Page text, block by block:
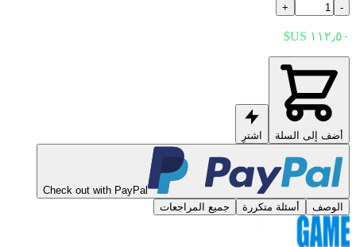
-
+
أضف إلى السلة اشترِ
Check out with PayPal
الوصف
أسئلة متكررة جميع المراجعات